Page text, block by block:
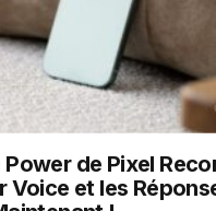
de Pixel
Voice et les